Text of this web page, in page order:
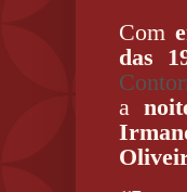
Com
das
a